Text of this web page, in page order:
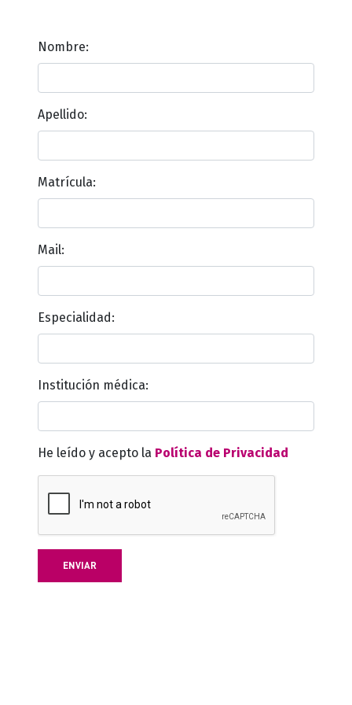
Nombre:
Apellido:
Matrícula:
Mail:
Especialidad:
Institución médica:
He leído y acepto la Política de Privacidad
ENVIAR